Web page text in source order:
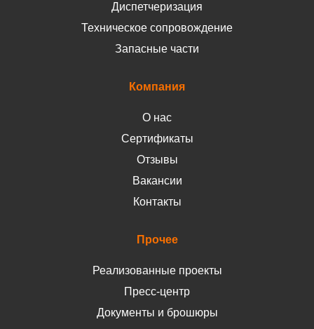
Диспетчеризация
Техническое сопровождение
Запасные части
Компания
О нас
Сертификаты
Отзывы
Вакансии
Контакты
Прочее
Реализованные проекты
Пресс-центр
Документы и брошюры